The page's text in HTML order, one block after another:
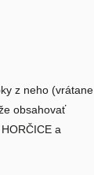
z neho (vrátane
obsahovať
a